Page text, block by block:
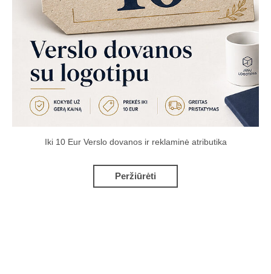
Iki 10 Eur Verslo dovanos ir reklaminė atributika
Peržiūrėti